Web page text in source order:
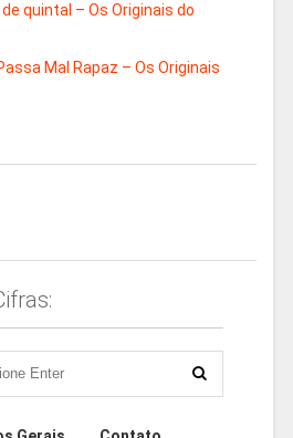
quintal – Os Originais do
Mal Rapaz – Os Originais